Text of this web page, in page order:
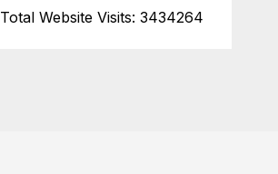
Total Website Visits: 3434264